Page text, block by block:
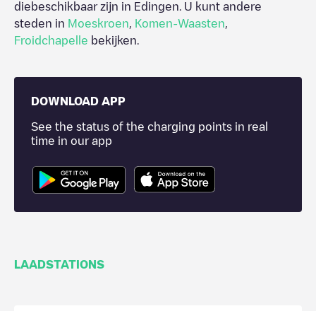
diebeschikbaar zijn in Edingen . U kunt andere
steden in Moeskroen Komen-Waasten
Froidchapelle bekijken.
DOWNLOAD APP
See the status of the charging points in real
time in our app
LAADSTATIONS